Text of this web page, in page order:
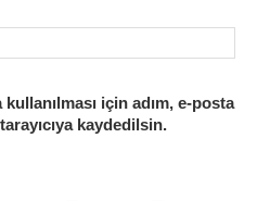
için adım, e-posta
kaydedilsin.